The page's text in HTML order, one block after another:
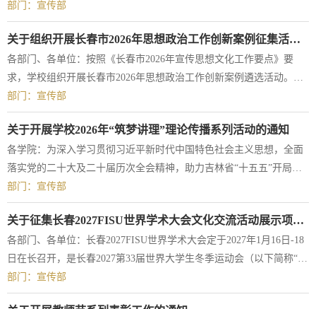
政课立德树人关键课程作用，深化大中小学思政课一体化改革创新，
教育引导广大学生深入学习党的历史，弘扬伟大建党精神，传承红色
基因，赓续红色血脉。中央宣传部、教育部、人民日报社、中央广播
电视总台联合组织全国大中小学生同上一堂庆祝中国共产党成立105周
年“思政大课”，现将有关工作通知如下...
部门：宣传部
关于组织开展长春市2026年思想政治工作创新案例征集活动的通知
各部门、各单位：按照《长春市2026年宣传思想文化工作要点》要
求，学校组织开展长春市2026年思想政治工作创新案例遴选活动。现
将有关事项通知如下：一、总体目标坚持以习近平新时代中国特色社
会主义思想为指导，全面贯彻落实党的二十大和二十届二中、三中、
四中全会精神，深入学习贯彻习近平文化思想，贯彻落实全国、省、
市宣传部长会议精神，以《中国共产党思想政治工作条例》为抓手，
总结提炼工作经验，宣传推广思想政治工作...
部门：宣传部
关于开展学校2026年“筑梦讲理”理论传播系列活动的通知
各学院：为深入学习贯彻习近平新时代中国特色社会主义思想，全面
落实党的二十大及二十届历次全会精神，助力吉林省“十五五”开局，
根据中共吉林省委宣传部《关于开展2026年吉林省“筑梦讲理”理论传
播系列活动的通知》要求，决定在全校开展“筑梦讲理”理论理论传播
系列活动，现将活动通知如下：一、活动主题以微视频、理论文章、
创新创业纪实、新大众文艺等形式，开展党的创新理论的普及与传播
系列实践活动。二、征集对象活动...
部门：宣传部
关于征集长春2027FISU世界学术大会文化交流活动展示项目的通知
各部门、各单位：长春2027FISU世界学术大会定于2027年1月16日-18
日在长召开，是长春2027第33届世界大学生冬季运动会（以下简称“长
春大冬会”）的重大教育活动。为展现中国文化底蕴、长春城市魅力与
青年活力，打造兼具国际视野、文化深度与青春特质的沉浸式文化体
部门：宣传部